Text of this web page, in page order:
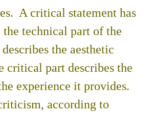
A critical statement has
the technical part of the
the aesthetic
critical part describes the
experience it provides.
according to